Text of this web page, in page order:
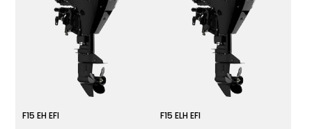
F15 EH EFI F15 ELH EFI